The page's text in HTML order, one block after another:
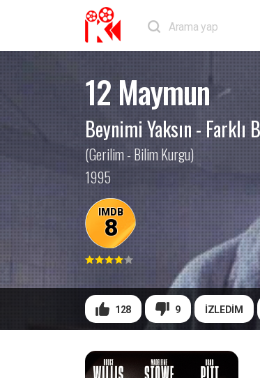
12 Maymun
Beynimi Yaksın-Farklı
(Gerilim - Bilim Kurgu)
1995
IMDB
8
128 9 İZLEDİM